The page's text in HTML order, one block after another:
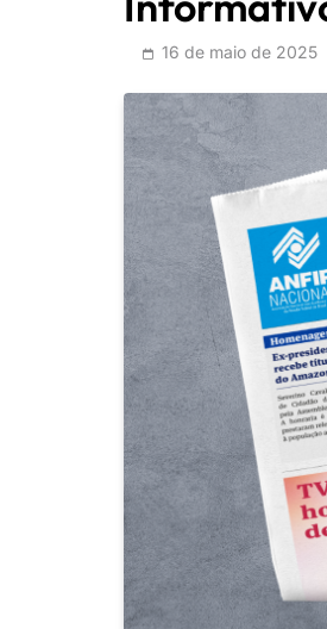
16 de maio de 2025